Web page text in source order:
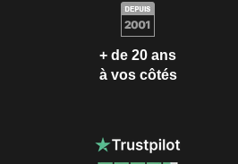
+ de 20 ans
à vos côtés